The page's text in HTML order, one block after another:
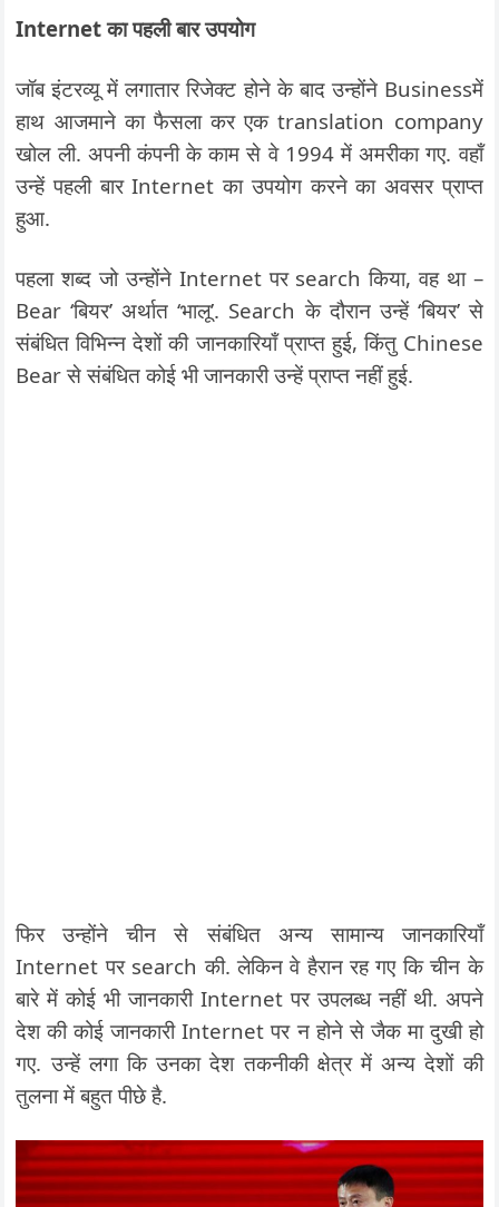
Internet का पहली बार उपयोग
जॉब इंटरव्यू में लगातार रिजेक्ट होने के बाद उन्होंने Businessमें
हाथ आजमाने का फैसला कर एक translation company
खोल ली. अपनी कंपनी के काम से वे 1994 में अमरीका गए. वहाँ
उन्हें पहली बार Internet का उपयोग करने का अवसर प्राप्त
हुआ.
पहला शब्द जो उन्होंने Internet पर search किया, वह था –
Bear ‘बियर’ अर्थात ‘भालू’. Search के दौरान उन्हें ‘बियर’ से
संबंधित विभिन्न देशों की जानकारियाँ प्राप्त हुई, किंतु Chinese
Bear से संबंधित कोई भी जानकारी उन्हें प्राप्त नहीं हुई.
फिर उन्होंने चीन से संबंधित अन्य सामान्य जानकारियाँ
Internet पर search की. लेकिन वे हैरान रह गए कि चीन के
बारे में कोई भी जानकारी Internet पर उपलब्ध नहीं थी. अपने
देश की कोई जानकारी Internet पर न होने से जैक मा दुखी हो
गए. उन्हें लगा कि उनका देश तकनीकी क्षेत्र में अन्य देशों की
तुलना में बहुत पीछे है.